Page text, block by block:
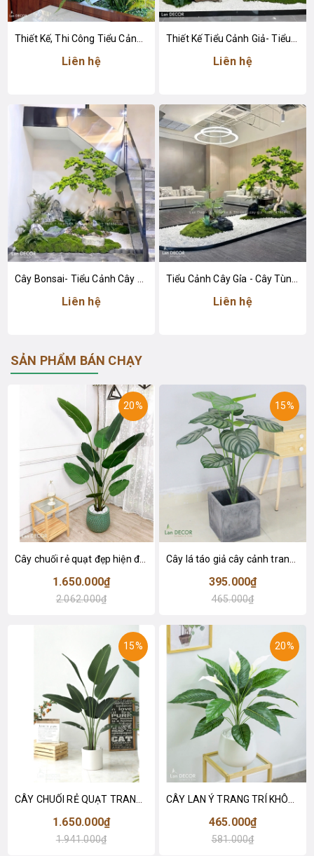
Liên hệ Liên hệ
Liên hệ Liên hệ
SẢN PHẨM BÁN CHẠY
20%
Cây chuối rẻ quạt đẹp hiện đại trang trí 1m8 - LC3019 (Gồm 12 lá)
1.650.000₫
2.062.000₫
15%
395.000₫
465.000₫
15%
1.650.000₫
1.941.000₫
20%
465.000₫
581.000₫